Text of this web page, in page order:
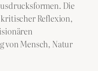
Die
kritischer Reflexion,
von Mensch, Natur